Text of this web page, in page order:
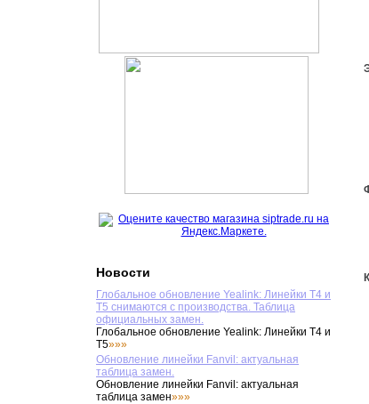
Новости
Глобальное обновление Yealink: Линейки T4 и
T5 снимаются с производства. Таблица
официальных замен.
Глобальное обновление Yealink: Линейки T4 и
T5»»»
Обновление линейки Fanvil: актуальная
таблица замен.
Обновление линейки Fanvil: актуальная
таблица замен»»»